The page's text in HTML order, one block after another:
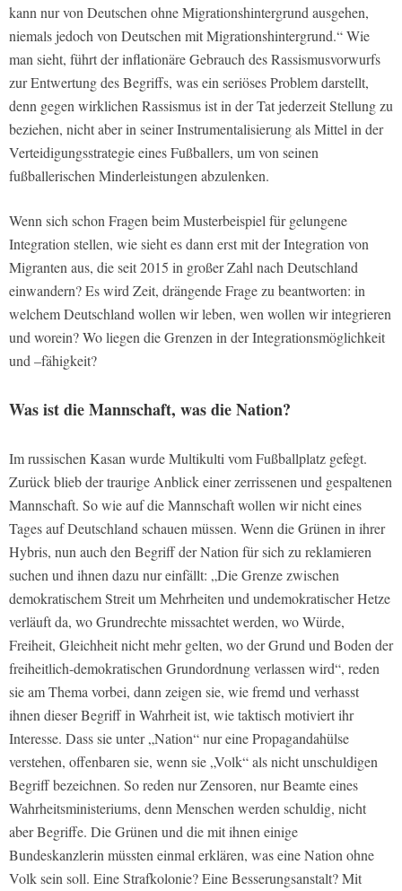
kann nur von Deutschen ohne Migrationshintergrund ausgehen,
niemals jedoch von Deutschen mit Migrationshintergrund.“ Wie
man sieht, führt der inflationäre Gebrauch des Rassismusvorwurfs
zur Entwertung des Begriffs, was ein seriöses Problem darstellt,
denn gegen wirklichen Rassismus ist in der Tat jederzeit Stellung zu
beziehen, nicht aber in seiner Instrumentalisierung als Mittel in der
Verteidigungsstrategie eines Fußballers, um von seinen
fußballerischen Minderleistungen abzulenken.
Wenn sich schon Fragen beim Musterbeispiel für gelungene
Integration stellen, wie sieht es dann erst mit der Integration von
Migranten aus, die seit 2015 in großer Zahl nach Deutschland
einwandern? Es wird Zeit, drängende Frage zu beantworten: in
welchem Deutschland wollen wir leben, wen wollen wir integrieren
und worein? Wo liegen die Grenzen in der Integrationsmöglichkeit
und –fähigkeit?
Was ist die Mannschaft, was die Nation?
Im russischen Kasan wurde Multikulti vom Fußballplatz gefegt.
Zurück blieb der traurige Anblick einer zerrissenen und gespaltenen
Mannschaft. So wie auf die Mannschaft wollen wir nicht eines
Tages auf Deutschland schauen müssen. Wenn die Grünen in ihrer
Hybris, nun auch den Begriff der Nation für sich zu reklamieren
suchen und ihnen dazu nur einfällt: „Die Grenze zwischen
demokratischem Streit um Mehrheiten und undemokratischer Hetze
verläuft da, wo Grundrechte missachtet werden, wo Würde,
Freiheit, Gleichheit nicht mehr gelten, wo der Grund und Boden der
freiheitlich-demokratischen Grundordnung verlassen wird“, reden
sie am Thema vorbei, dann zeigen sie, wie fremd und verhasst
ihnen dieser Begriff in Wahrheit ist, wie taktisch motiviert ihr
Interesse. Dass sie unter „Nation“ nur eine Propagandahülse
verstehen, offenbaren sie, wenn sie „Volk“ als nicht unschuldigen
Begriff bezeichnen. So reden nur Zensoren, nur Beamte eines
Wahrheitsministeriums, denn Menschen werden schuldig, nicht
aber Begriffe. Die Grünen und die mit ihnen einige
Bundeskanzlerin müssten einmal erklären, was eine Nation ohne
Volk sein soll. Eine Strafkolonie? Eine Besserungsanstalt? Mit